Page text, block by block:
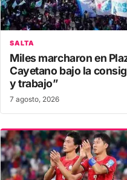
SALTA
Miles marcharon en
Cayetano bajo la
y trabajo”
7 agosto, 2026